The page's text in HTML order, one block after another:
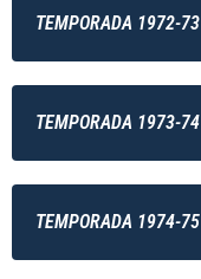
TEMPORADA 1972-73
TEMPORADA 1973-74
TEMPORADA 1974-75